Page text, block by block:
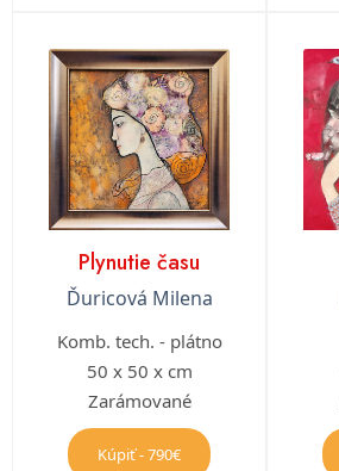
Plynutie času
Ďuricová Milena
Komb. tech. - plátno
50 x 50 x cm
Zarámované
Kúpiť - 790€